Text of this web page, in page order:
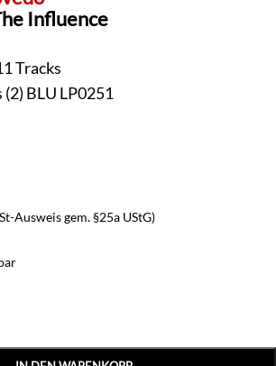
Influence
Tracks
(2) BLU LP0251
Ausweis gem. §25a UStG)